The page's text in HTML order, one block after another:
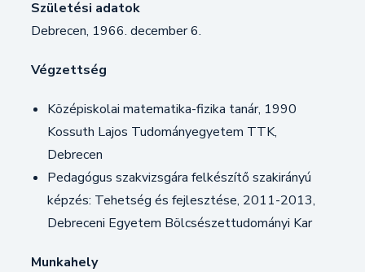
Születési adatok
Debrecen, 1966. december 6.
Végzettség
Középiskolai matematika-fizika tanár, 1990
Kossuth Lajos Tudományegyetem TTK,
Debrecen
Pedagógus szakvizsgára felkészítő szakirányú
képzés: Tehetség és fejlesztése, 2011-2013,
Debreceni Egyetem Bölcsészettudományi Kar
Munkahely